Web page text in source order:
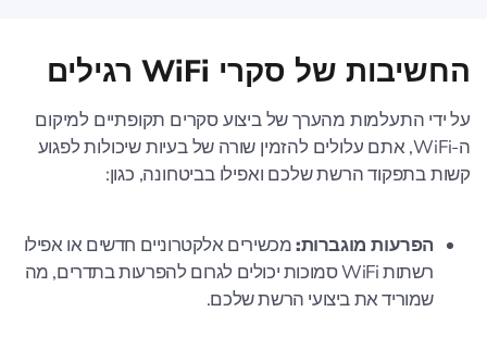
החשיבות של סקרי WiFi רגילים
על ידי התעלמות מהערך של ביצוע סקרים תקופתיים למיקום
ה-WiFi, אתם עלולים להזמין שורה של בעיות שיכולות לפגוע
קשות בתפקוד הרשת שלכם ואפילו בביטחונה, כגון:
הפרעות מוגברות:מכשירים אלקטרוניים חדשים או אפילו
רשתות WiFi סמוכות יכולים לגרום להפרעות בתדרים, מה
שמוריד את ביצועי הרשת שלכם.